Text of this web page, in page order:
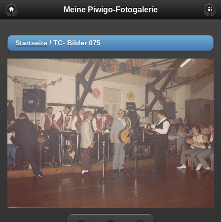
Meine Piwigo-Fotogalerie
Startseite / TC- Bilder 075